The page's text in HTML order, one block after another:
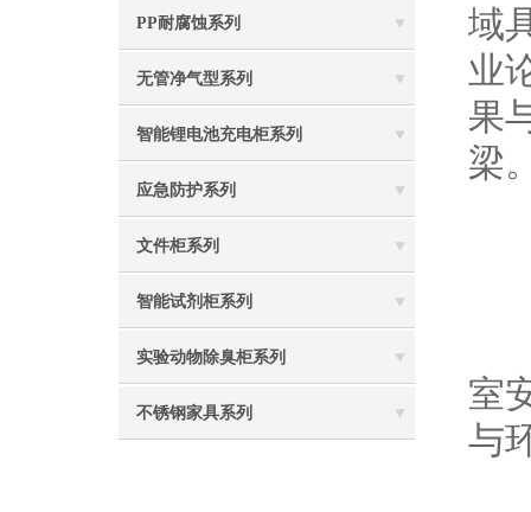
PP耐腐蚀系列
无管净气型系列
智能锂电池充电柜系列
应急防护系列
文件柜系列
智能试剂柜系列
实验动物除臭柜系列
不锈钢家具系列
域
业
果
梁
室
与